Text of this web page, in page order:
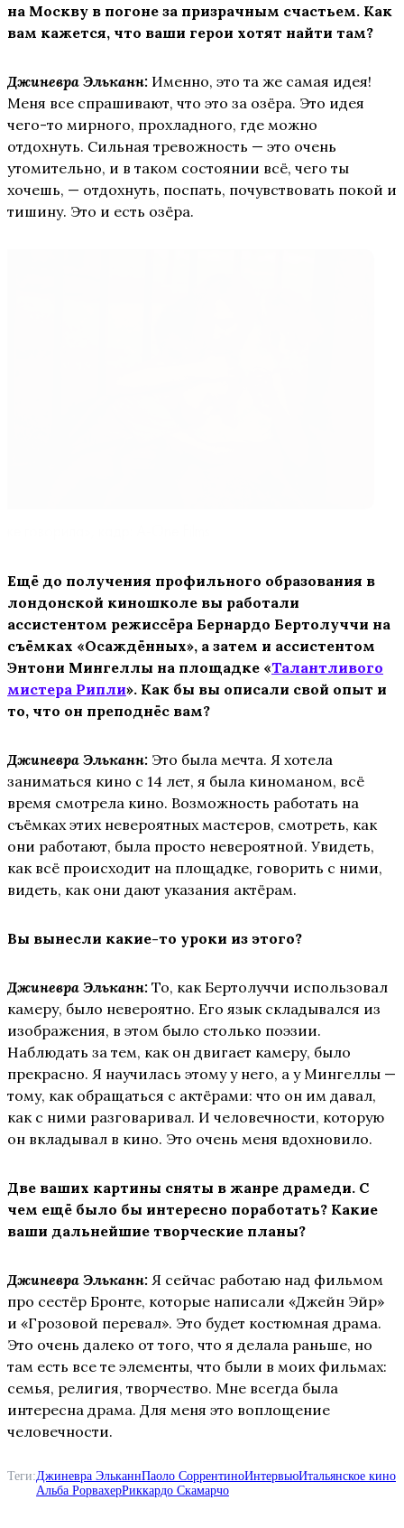
на Москву в погоне за призрачным счастьем. Как
вам кажется, что ваши герои хотят найти там?
Джиневра Эльканн: Именно, это та же самая идея!
Меня все спрашивают, что это за озёра. Это идея
чего-то мирного, прохладного, где можно
отдохнуть. Сильная тревожность — это очень
утомительно, и в таком состоянии всё, чего ты
хочешь, — отдохнуть, поспать, почувствовать покой и
тишину. Это и есть озёра.
Ещё до получения профильного образования в
лондонской киношколе вы работали
ассистентом режиссёра Бернардо Бертолуччи на
съёмках «Осаждённых», а затем и ассистентом
Энтони Мингеллы на площадке «Талантливого
мистера Рипли». Как бы вы описали свой опыт и
то, что он преподнёс вам?
Джиневра Эльканн: Это была мечта. Я хотела
заниматься кино с 14 лет, я была киноманом, всё
время смотрела кино. Возможность работать на
съёмках этих невероятных мастеров, смотреть, как
они работают, была просто невероятной. Увидеть,
как всё происходит на площадке, говорить с ними,
видеть, как они дают указания актёрам.
Вы вынесли какие-то уроки из этого?
Джиневра Эльканн: То, как Бертолуччи использовал
камеру, было невероятно. Его язык складывался из
изображения, в этом было столько поэзии.
Наблюдать за тем, как он двигает камеру, было
прекрасно. Я научилась этому у него, а у Мингеллы —
тому, как обращаться с актёрами: что он им давал,
как с ними разговаривал. И человечности, которую
он вкладывал в кино. Это очень меня вдохновило.
Две ваших картины сняты в жанре драмеди. С
чем ещё было бы интересно поработать? Какие
ваши дальнейшие творческие планы?
Джиневра Эльканн: Я сейчас работаю над фильмом
про сестёр Бронте, которые написали «Джейн Эйр»
и «Грозовой перевал». Это будет костюмная драма.
Это очень далеко от того, что я делала раньше, но
там есть все те элементы, что были в моих фильмах:
семья, религия, творчество. Мне всегда была
интересна драма. Для меня это воплощение
человечности.
Теги:Джиневра ЭльканнПаоло СоррентиноИнтервьюИтальянское кино
Альба РорвахерРиккардо Скамарчо